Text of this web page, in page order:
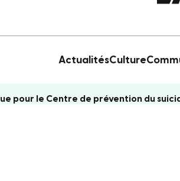
ActualitésCulture
pour le Centre de prévention du